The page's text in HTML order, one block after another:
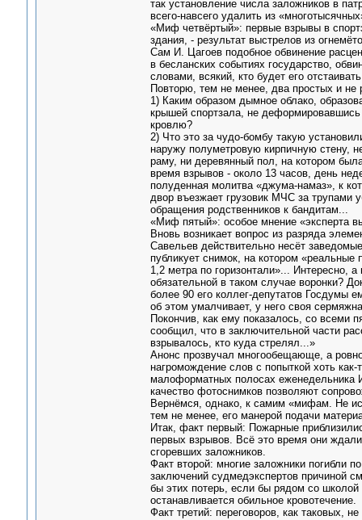
так установление числа заложников в
всего-навсего удалить из
«Миф четвёртый»: первые взрывы в
здания, - результат выстрелов из
Сам И. Цагоев подобное обвинение
в бесланских событиях государство,
словами, всякий, кто будет его
Повторю, тем не менее, два простых и не
1) Каким образом дымное облако,
крышей спортзала, не
кровлю?
2) Что это за чудо-бомбу такую
наружу полуметровую кирпичную стену,
раму, ни деревянный пол, на котором
время взрывов - около 13 часов, день
полуденная молитва «джума-намаз», к
двор въезжает грузовик МЧС за трупами
обращения родственников к бандитам...
«Миф пятый»: особое мнение «эксперта
Вновь возникает вопрос из разряда
Савельев действительно несёт
публикует снимок, на котором
1,2 метра по горизонтали»... Интересно,
обязательной в таком случае воронки?
более 90 его коллег-депутатов Госдумы
об этом умалчивает, у него своя
Покончив, как ему показалось, со
сообщил, что в заключительной части
взрывалось, кто куда стрелял...»
Анонс прозвучал многообещающе, а
нагромождение слов с попыткой хоть
малоформатных полосах еженедельника
качество фотоснимков позволяют
Вернёмся, однако, к самим «мифам. Не
тем не менее, его манерой подачи
Итак, факт первый: Пожарные
первых взрывов. Всё это время они
сгоревших заложников.
Факт второй: многие заложники погибли
заключений судмедэкспертов причиной
бы этих потерь, если бы рядом со
останавливается обильное кровотечение.
Факт третий: переговоров, как таковых,